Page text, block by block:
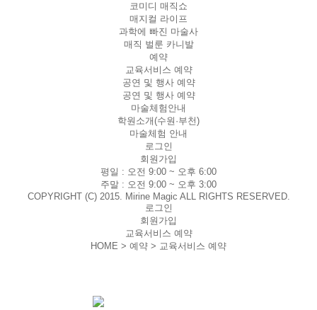
코미디 매직쇼
매지컬 라이프
과학에 빠진 마술사
매직 벌룬 카니발
예약
교육서비스 예약
공연 및 행사 예약
공연 및 행사 예약
마술체험안내
학원소개(수원·부천)
마술체험 안내
로그인
회원가입
평일 : 오전 9:00 ~ 오후 6:00
주말 : 오전 9:00 ~ 오후 3:00
COPYRIGHT (C) 2015. Mirine Magic ALL RIGHTS RESERVED.
로그인
회원가입
교육서비스 예약
HOME > 예약 > 교육서비스 예약